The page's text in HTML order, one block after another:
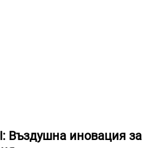
Въздушна иновация за